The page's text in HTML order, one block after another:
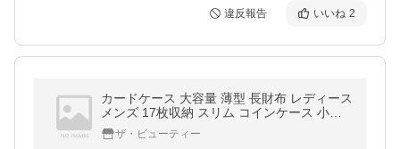
違反報告 いいね 2
カードケース 大容量 薄型 長財布 レディース
メンズ 17枚収納 スリム コインケース 小銭
入れ 定期入れ カード PR-LONGCASE(メー
ル便 送料無料)
ザ・ビューティー